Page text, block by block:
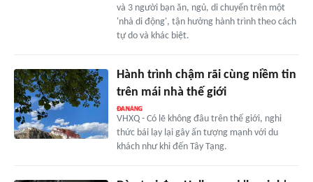
và 3 người bạn ăn, ngủ, di chuyển trên một
'nhà di động', tận hưởng hành trình theo cách
tự do và khác biệt.
Hành trình chậm rãi cùng niềm tin
trên mái nhà thế giới
VHXQ - Có lẽ không đâu trên thế giới, nghi
thức bái lạy lại gây ấn tượng mạnh với du
khách như khi đến Tây Tạng.